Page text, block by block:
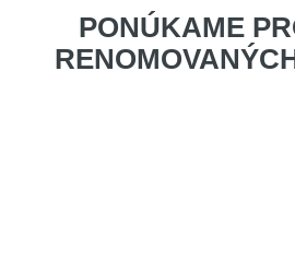
PONÚKAME